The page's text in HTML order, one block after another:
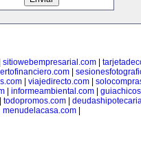
sitiowebempresarial.com|
|
viajedirecto.com
informeambiental.com
todopromos.com|
menudelacasa.com|